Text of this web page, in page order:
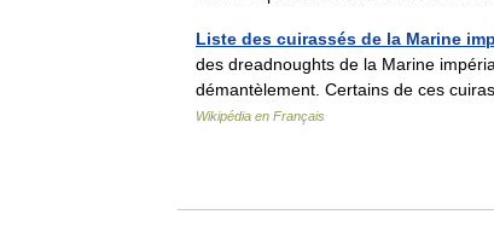
Liste des cuirassés de la Marine
des dreadnoughts de la Marine
démantèlement. Certains de ces
Wikipédia en Français